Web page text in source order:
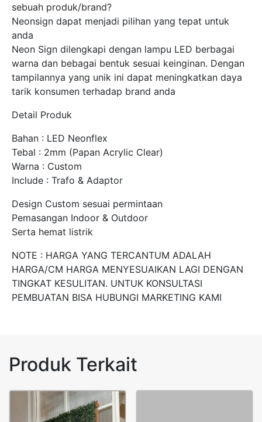
sebuah produk/brand?
Neonsign dapat menjadi pilihan yang tepat untuk
anda
Neon Sign dilengkapi dengan lampu LED berbagai
warna dan bebagai bentuk sesuai keinginan. Dengan
tampilannya yang unik ini dapat meningkatkan daya
tarik konsumen terhadap brand anda
Detail Produk
Bahan : LED Neonflex
Tebal : 2mm (Papan Acrylic Clear)
Warna : Custom
Include : Trafo & Adaptor
Design Custom sesuai permintaan
Pemasangan Indoor & Outdoor
Serta hemat listrik
NOTE : HARGA YANG TERCANTUM ADALAH
HARGA/CM HARGA MENYESUAIKAN LAGI DENGAN
TINGKAT KESULITAN. UNTUK KONSULTASI
PEMBUATAN BISA HUBUNGI MARKETING KAMI
Produk Terkait